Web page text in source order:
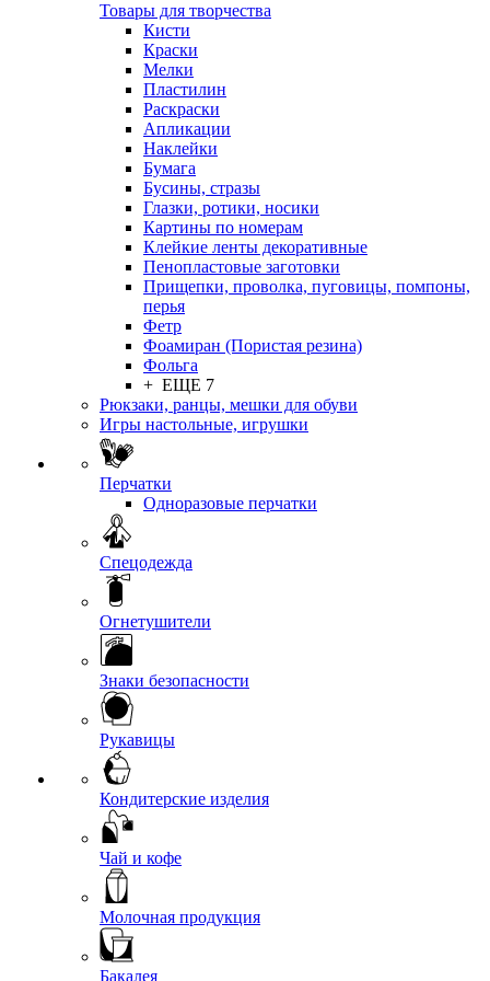
Товары для творчества
Кисти
Краски
Мелки
Пластилин
Раскраски
Апликации
Наклейки
Бумага
Бусины, стразы
Глазки, ротики, носики
Картины по номерам
Клейкие ленты декоративные
Пенопластовые заготовки
Прищепки, проволка, пуговицы, помпоны,
перья
Фетр
Фоамиран (Пористая резина)
Фольга
+ ЕЩЕ 7
Рюкзаки, ранцы, мешки для обуви
Игры настольные, игрушки
Перчатки
Одноразовые перчатки
Спецодежда
Огнетушители
Знаки безопасности
Рукавицы
Кондитерские изделия
Чай и кофе
Молочная продукция
Бакалея